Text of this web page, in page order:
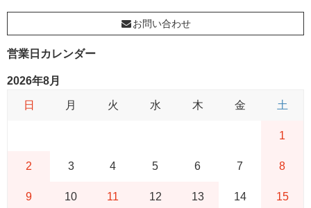
お問い合わせ
営業日カレンダー
2026年8月
日 月 火 水 木 金 土
1
2 3 4 5 6 7 8
9 10 11 12 13 14 15